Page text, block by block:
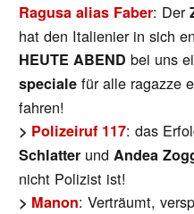
Ragusa alias Faber: Der
hat den Italienier in sich
HEUTE ABEND bei uns
specialefür alle ragazze
fahren!
> Polizeiruf 117: das
Schlatter und Andea
nicht Polizist ist!
> Manon: Verträumt,